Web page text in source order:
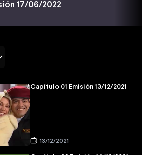
17/06/2022
Capítulo 01 Emisión 13/12/2021
13/12/2021